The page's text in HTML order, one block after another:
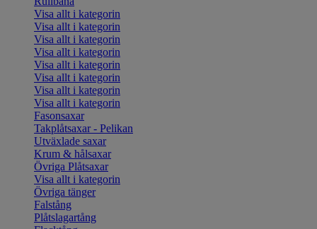
Visa allt i kategorin
Visa allt i kategorin
Visa allt i kategorin
Visa allt i kategorin
Visa allt i kategorin
Visa allt i kategorin
Visa allt i kategorin
Visa allt i kategorin
Fasonsaxar
Takplåtsaxar - Pelikan
Utväxlade saxar
Krum & hålsaxar
Övriga Plåtsaxar
Visa allt i kategorin
Övriga tänger
Falstång
Plåtslagartång